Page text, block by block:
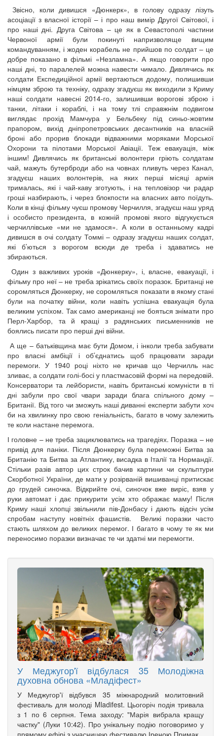
Звісно, коли дивишся «Дюнкерк», в голову одразу лізуть
асоціації з власної історії – і про наш вимір Другої Світової, і
про наші дні. Друга Світова – це як в Севастополі частини
Червоної армії були покинуті напризволяще вищим
командуванням, і жоден корабель не прийшов по солдат – це
добре показано в фільмі «Незламна». А якщо говорити про
наші дні, то паралелей можна навести чимало. Дивлячись як
солдати Експедиційної армії вертаються додому, полишивши
німцям зброю та техніку, одразу згадуєш як виходили з Криму
наші солдати навесні 2014-го, залишивши ворогові зброю і
танки, літаки і кораблі, і на тому тлі справжнім подвигом
виглядає прохід Мамчура у Бельбеку під синьо-жовтим
прапором, вихід дніпропетровських десантників на власній
броні або прорив блокади відважними моряками Морської
Охорони та пілотами Морської Авіації. Теж евакуація, між
іншим! Дивлячись як британські волонтери гріють солдатам
чай, мажуть бутерброди або на човнах пливуть через Канал,
згадуєш наших волонтерів, на яких перші місяці армія
трималась, які і чай-каву зготують, і на тепловізор чи радар
гроші назбирають, і через блокпости на власних авто поїдуть.
Коли в кінці фільму чуєш промову Черчилля, згадуєш наш уряд
і особисто президента, в кожній промові якого відгукується
черчиллівське «ми не здамося». А коли в останньому кадрі
дивишся в очі солдату Томмі – одразу згадуєш наших солдат,
які б’ються з ворогом всюди де треба і здаватись не
збираються.
Один з важливих уроків «Дюнкерку», і, власне, евакуації, і
фільму про неї – не треба зрікатись своїх поразок. Британці не
соромляться Дюнкерку, не соромляться показати в якому стані
були на початку війни, коли навіть успішна евакуація була
великим успіхом. Так само американці не бояться знімати про
Перл-Харбор, та й кращі з радянських письменників не
боялись писати про перші дні війни.
А ще – батьківщина має бути Домом, і інколи треба забувати
про власні амбіції і об’єднатись щоб працювати заради
перемоги. У 1940 році ніхто не кричав що Черчилль нас
зливає, а солдати голі-босі у пластмасовій формі на передовій.
Консерватори та лейбористи, навіть британські комуністи в ті
дні забули про свої чвари заради блага спільного дому –
Британії. Від того чи зможуть наші диванні експерти забути хоч
би на хвилинку про свою геніальність, багато в чому залежить
те коли настане перемога.
І головне – не треба зациклюватись на трагедіях. Поразка – не
привід для паніки. Після Дюнкерку була переможні Битва за
Британію та Битва за Атлантику, висадка в Італії та Нормандії.
Стільки разів автор цих строк бачив картини чи скульптури
Скорботної України, де мати у розірваній вишиванці притискає
до грудей синочка. Відкрийте очі, синочок вже виріс, взяв у
руки автомат і дає прикурити усім хто ображає маму! Після
Криму наші хлопці звільнили пів-Донбасу і дають відсіч усім
спробам наступу новітніх фашистів. Великі поразки часто
стають шляхом до великих перемог. І багато в чому те як ми
переносимо поразки визначає те чи здатні ми перемогти.
У Меджугор'ї відбулася 35 Молодіжна
духовна обнова «Младіфест»
У Меджугор'ї відбувся 35 міжнародний молитовний
фестиваль для молоді Mladifest. Цьогоріч подія тривала
з 1 по 6 серпня. Тема заходу: "Марія вибрала кращу
частку" (Луки 10:42). Про унікальну подію поговоримо у
прямому ефірі з учасницею фестивалю Іреною Примак.